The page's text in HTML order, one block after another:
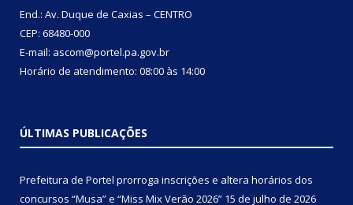
End.: Av. Duque de Caxias – CENTRO
CEP: 68480-000
E-mail: ascom@portel.pa.gov.br
Horário de atendimento: 08:00 às 14:00
ÚLTIMAS PUBLICAÇÕES
Prefeitura de Portel prorroga inscrições e altera horários dos
concursos “Musa” e “Miss Mix Verão 2026” 15 de julho de 2026